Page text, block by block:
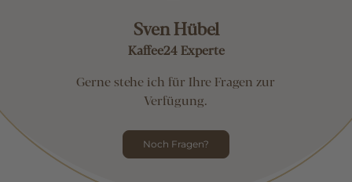
Sven Hübel
Kaffee24 Experte
Gerne stehe ich für Ihre Fragen zur
Verfügung.
Noch Fragen?